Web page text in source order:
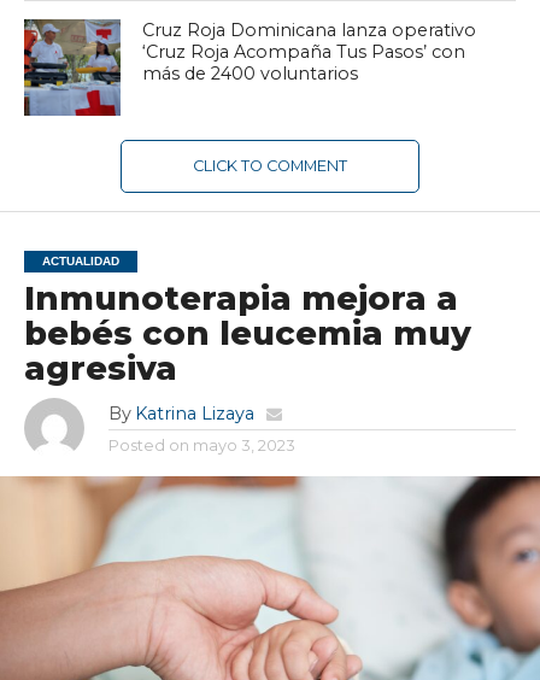
Cruz Roja Dominicana lanza operativo
‘Cruz Roja Acompaña Tus Pasos’ con
más de 2400 voluntarios
CLICK TO COMMENT
ACTUALIDAD
Inmunoterapia mejora a
bebés con leucemia muy
agresiva
By Katrina Lizaya
Posted on mayo 3, 2023